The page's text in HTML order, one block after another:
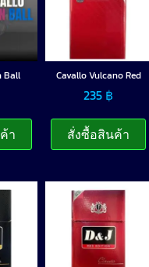
Ball
า
Cavallo Vulcano Red
235 ฿
สั่งซื้อสินค้า